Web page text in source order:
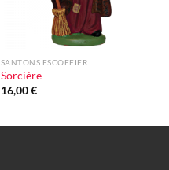
SANTONS ESCOFFIER
Sorcière
16,00€